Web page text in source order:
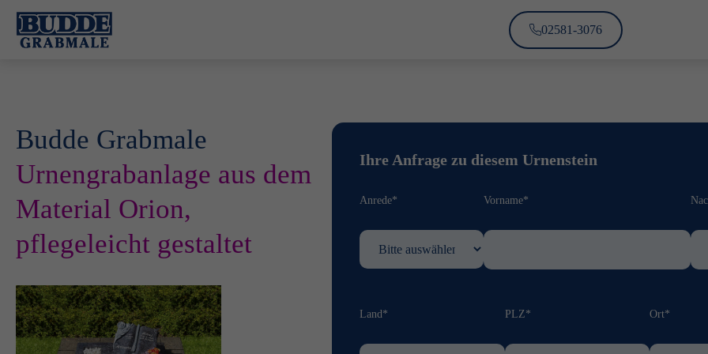
02581-3076
Budde Grabmale
Urnengrabanlage aus dem
Material Orion,
pflegeleicht gestaltet
Ihre Anfrage zu diesem Urnenstein
Anrede* Vorname*
Land* PLZ* Ort*